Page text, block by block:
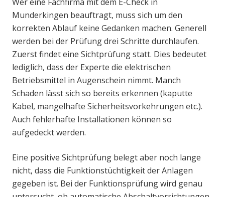
Munderkingen beauftragt, muss sich um den
korrekten Ablauf keine Gedanken machen. Generell
werden bei der Prüfung drei Schritte durchlaufen.
Zuerst findet eine Sichtprüfung statt. Dies bedeutet
lediglich, dass der Experte die elektrischen
Betriebsmittel in Augenschein nimmt. Manch
Schaden lässt sich so bereits erkennen (kaputte
Kabel, mangelhafte Sicherheitsvorkehrungen etc.).
Auch fehlerhafte Installationen können so
aufgedeckt werden.
Eine positive Sichtprüfung belegt aber noch lange
nicht, dass die Funktionstüchtigkeit der Anlagen
gegeben ist. Bei der Funktionsprüfung wird genau